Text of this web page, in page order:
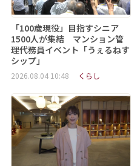
「100歳現役」目指すシニア
1500人が集結 マンション管
理代務員イベント「うぇるねす
シップ」
2026.08.04 10:48 くらし